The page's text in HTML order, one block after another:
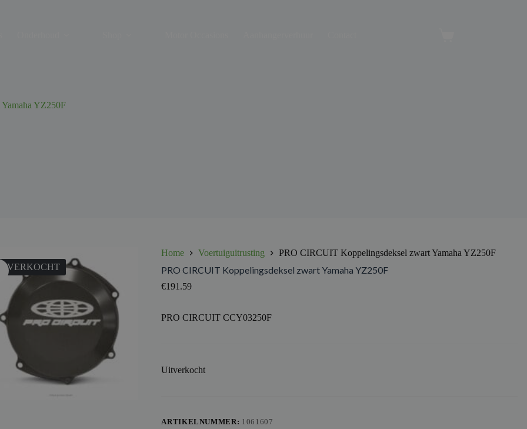
YZ250F
Home Voertuiguitrusting PRO CIRCUIT Koppelingsdeksel zwart Yamaha YZ250F
PRO CIRCUIT Koppelingsdeksel zwart Yamaha YZ250F
€191.59
PRO CIRCUIT CCY03250F
Uitverkocht
ARTIKELNUMMER: 1061607